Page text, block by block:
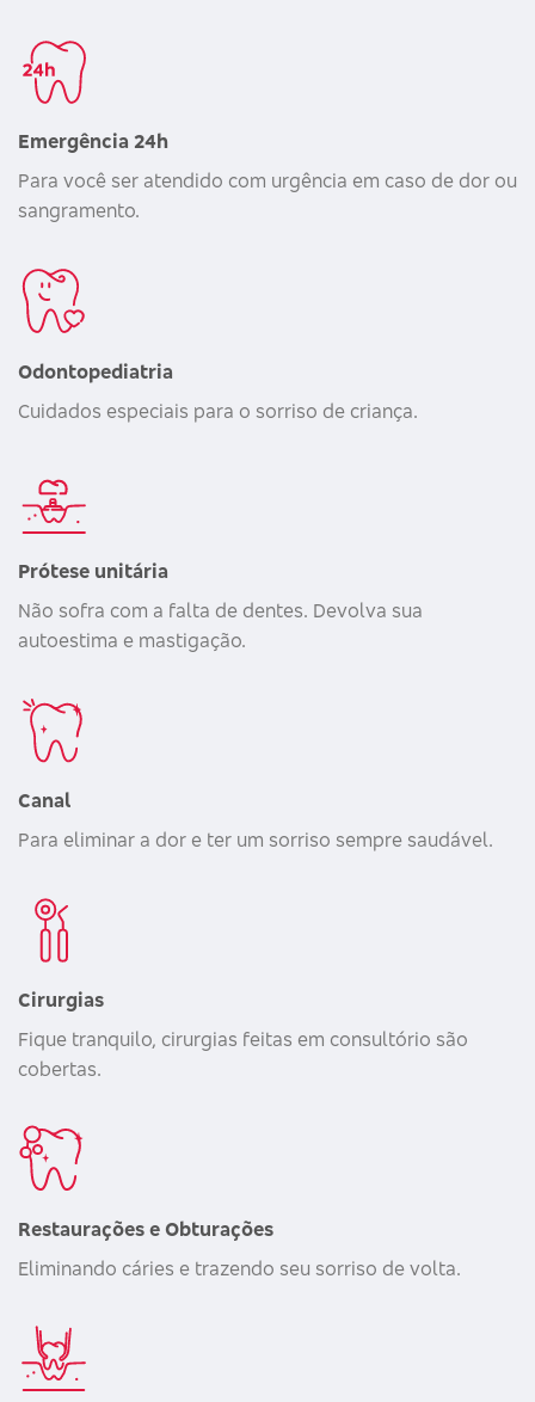
Emergência 24h
Para você ser atendido com urgência em caso de dor ou
sangramento.
Odontopediatria
Cuidados especiais para o sorriso de criança.
Prótese unitária
Não sofra com a falta de dentes. Devolva sua
autoestima e mastigação.
Canal
Para eliminar a dor e ter um sorriso sempre saudável.
Cirurgias
Fique tranquilo, cirurgias feitas em consultório são
cobertas.
Restaurações e Obturações
Eliminando cáries e trazendo seu sorriso de volta.